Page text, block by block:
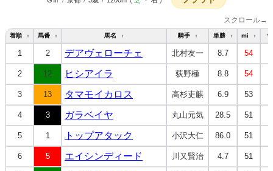
スクロール→
着順 ↕ 馬番 ↕ 馬名 ↕ 騎手 ↕ 単勝 ↕ mi ↕
1 2 デアヴェローチェ 北村友一 8.7 54
2 12 ヒシアイラ 荻野極 8.8 54
3 13 タマモイカロス 高杉吏麒 6.9 53
4 3 ガラベイヤ 丸山元気 28.5 51
5 1 トップアタック 小沢大仁 86.0 51
6 5 エイシンディード 川又賢治 4.7 51